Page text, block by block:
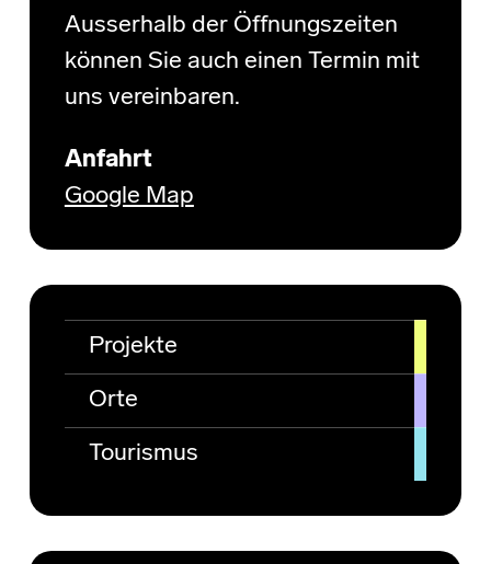
Ausserhalb der Öffnungszeiten
können Sie auch einen Termin mit
uns vereinbaren.
Anfahrt
Google Map
Projekte
Orte
Tourismus